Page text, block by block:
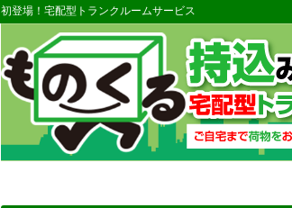
初登場！宅配型トランクルームサービス